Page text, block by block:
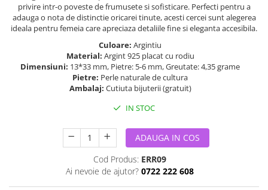
privire intr-o poveste de frumusete si sofisticare. Perfecti pentru a
adauga o nota de distinctie oricarei tinute, acesti cercei sunt alegerea
ideala pentru femeia care apreciaza detaliile fine si eleganta accesibila.
Culoare: Argintiu
Material: Argint 925 placat cu rodiu
Dimensiuni: 13*33 mm, Pietre: 5-6 mm, Greutate: 4,35 grame
Pietre: Perle naturale de cultura
Ambalaj: Cutiuta bijuterii (gratuit)
IN STOC
ADAUGA IN COS
Cod Produs: ERR09
Ai nevoie de ajutor? 0722 222 608